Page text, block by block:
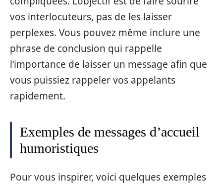
vos interlocuteurs, pas de les laisser
perplexes. Vous pouvez même inclure une
phrase de conclusion qui rappelle
l’importance de laisser un message afin que
vous puissiez rappeler vos appelants
rapidement.
Exemples de messages d’accueil
humoristiques
Pour vous inspirer, voici quelques exemples